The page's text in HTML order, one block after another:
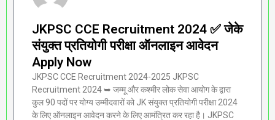
JKPSC CCE Recruitment 2024 ✅ जेके
संयुक्त प्रतियोगी परीक्षा ऑनलाइन आवेदन
Apply Now
JKPSC CCE Recruitment 2024-2025 JKPSC
Recruitment 2024 ➥ जम्मू और कश्मीर लोक सेवा आयोग के द्वारा
कुल 90 पदों पर योग्य उम्मीदवारों को JK संयुक्त प्रतियोगी परीक्षा 2024
के लिए ऑनलाइन आवेदन करने के लिए आमंत्रित कर रहा है। JKPSC